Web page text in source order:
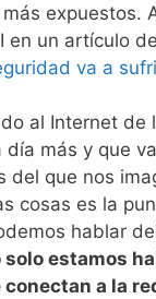
expuestos.
en un artículo
va a
al Internet de
día más y que
del que nos
cosas es la
hablar
solo estamos
a la